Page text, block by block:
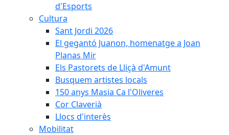
d'Esports
Cultura
Sant Jordi 2026
El gegantó Juanon, homenatge a Joan
Planas Mir
Els Pastorets de Lliçà d'Amunt
Busquem artistes locals
150 anys Masia Ca l'Oliveres
Cor Claverià
Llocs d'interès
Mobilitat